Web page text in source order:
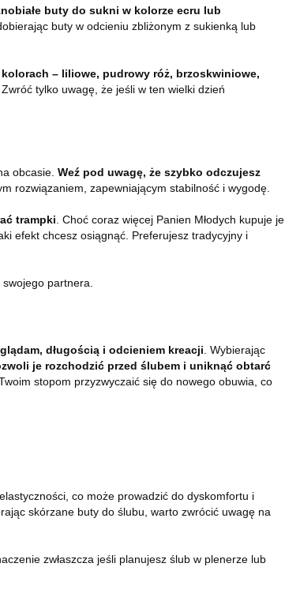
buty do sukni w kolorze ecru lub
buty w odcieniu zbliżonym z sukienką lub
– liliowe, pudrowy róż, brzoskwiniowe,
tylko uwagę, że jeśli w ten wielki dzień
obcasie. Weź pod uwagę, że szybko odczujesz
rozwiązaniem, zapewniającym stabilność i wygodę.
trampki . Choć coraz więcej Panien Młodych kupuje je
efekt chcesz osiągnąć. Preferujesz tradycyjny i
partnera.
długością i odcieniem kreacji . Wybierając
je rozchodzić przed ślubem i uniknąć obtarć
stopom przyzwyczaić się do nowego obuwia, co
co może prowadzić do dyskomfortu i
skórzane buty do ślubu, warto zwrócić uwagę na
zwłaszcza jeśli planujesz ślub w plenerze lub